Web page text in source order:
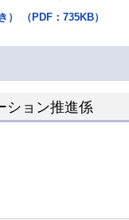
（PDF：735KB）
ション推進係